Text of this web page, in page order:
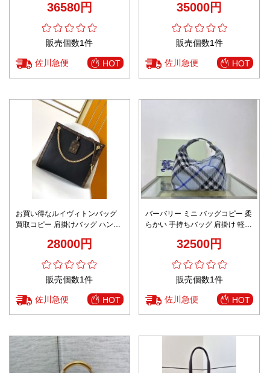
36580円
販売個数1件
佐川急便 HOT
大容量 ホワイト35000円
販売個数1件
佐川急便 HOT
お買い得なルイヴィトンバッグ
買取コピー 肩掛けバッグ ハンド
28000円
販売個数1件
佐川急便 HOT
バーバリー ミニ バッグコピー 柔
らかい 手持ちバッグ 肩掛け 軽量
32500円
販売個数1件
佐川急便 HOT